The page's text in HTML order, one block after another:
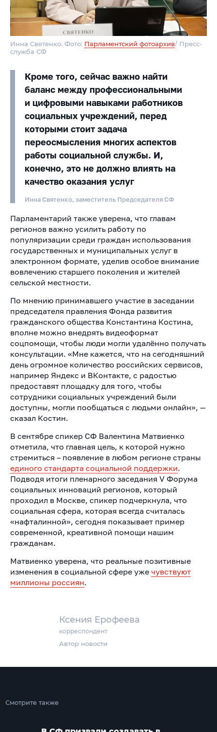
Ксения Ерофеева
корреспондент
Автор новости
Инна Святенко. Фото: Парламентский фотоархив/ Пресс-
служба СФ
Кроме того, сейчас важно найти
баланс между профессиональными
и цифровыми навыками работников
социальных учреждений, перед
которыми стоит задача
переосмысления многих аспектов
работы социальной службы. И,
конечно, это не должно влиять на
качество оказания услуг
Инна Святенко, заместитель Председателя СФ
Парламентарий также уверена, что главам
регионов важно усилить работу по
популяризации среди граждан использования
государственных и муниципальных услуг в
электронном формате, уделив особое внимание
вовлечению старшего поколения и жителей
сельской местности.
По мнению принимавшего участие в заседании
председателя правления Фонда развития
гражданского общества Константина Костина,
вполне можно внедрять видеоформат
соцпомощи, чтобы люди могли удалённо получать
консультации. «Мне кажется, что на сегодняшний
день огромное количество российских сервисов,
например Яндекс и ВКонтакте, с радостью
предоставят площадку для того, чтобы
сотрудники социальных учреждений были
доступны, могли пообщаться с людьми онлайн», —
сказал Костин.
В сентябре спикер СФ Валентина Матвиенко
отметила, что главная цель, к которой нужно
стремиться – появление в любом регионе страны
единого стандарта социальной поддержки.
Подводя итоги пленарного заседания V Форума
социальных инноваций регионов, который
проходил в Москве, спикер подчеркнула, что
социальная сфера, которая всегда считалась
«нафталинной», сегодня показывает пример
современной, креативной помощи нашим
гражданам.
Матвиенко уверена, что реальные позитивные
изменения в социальной сфере уже чувствуют
миллионы россиян.
Смотрите также